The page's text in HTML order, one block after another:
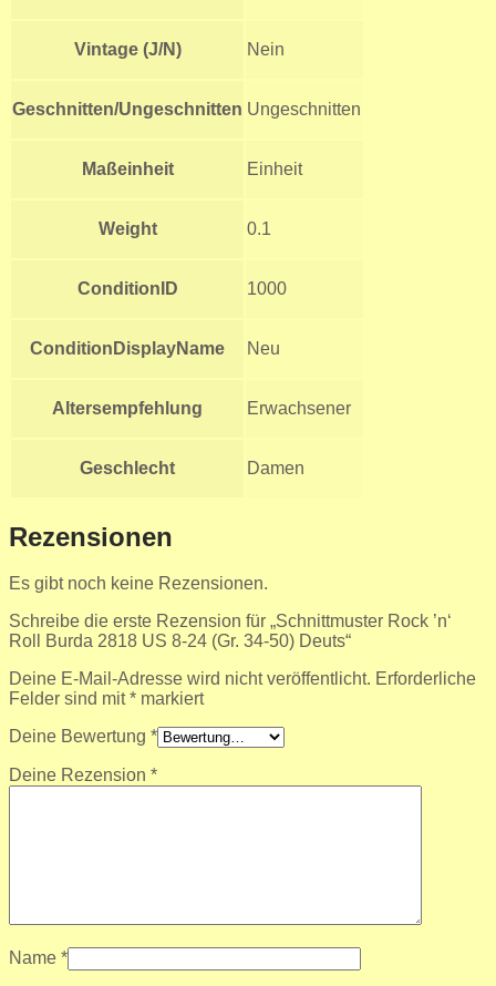
Vintage (J/N) Nein
Geschnitten/Ungeschnitten Ungeschnitten
Maßeinheit Einheit
Weight 0.1
ConditionID 1000
ConditionDisplayName Neu
Altersempfehlung Erwachsener
Geschlecht Damen
Rezensionen
Es gibt noch keine Rezensionen.
Schreibe die erste Rezension für „Schnittmuster Rock ’n‘
Roll Burda 2818 US 8-24 (Gr. 34-50) Deuts“
Deine E-Mail-Adresse wird nicht veröffentlicht. Erforderliche
Felder sind mit* markiert
Deine Bewertung *
Deine Rezension *
Name *